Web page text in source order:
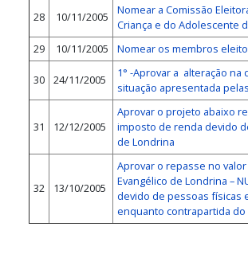
28 10/11/2005
Nomear a Comissão
Criança e do Adolescente
29
10/11/2005 Nomear os membros
30 24/11/2005
1° -Aprovar a alteração
situação apresentada
31 12/12/2005
Aprovar o projeto abaixo
imposto de renda devido
de Londrina
32 13/10/2005
Aprovar o repasse no
Evangélico de Londrina –
devido de pessoas físicas
enquanto contrapartida do